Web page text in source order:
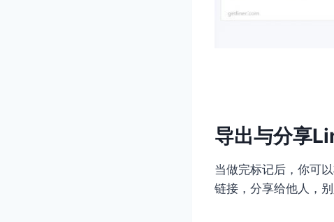
导出与分享
当做完标记后，你可
链接，分享给他人，